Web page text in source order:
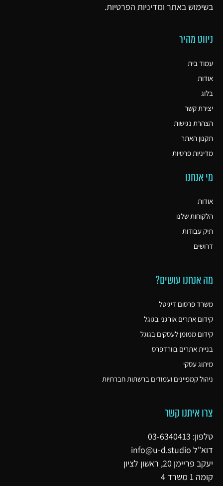
בשימוש באתר ומדיניות הפרטיות.
ניווט מהיר
עמוד בית
אודות
בלוג
יצירת קשר
הצהרת נגישות
תקנון האתר
מדיניות פרטיות
מי אנחנו
אודות
הלקוחות שלנו
תיק עבודות
דרושים
מה אנחנו עושים?
משרד פרסום דיגיטל
קידום אתרים אורגני בגוגל
קידום ממומן לעסקים בגוגל
בניית אתרים בוורדפרס
מיתוג עסקי
ניהול קמפיינים ועמודים ברשתות חברתיות
צרו איתנו קשר
טלפון: 03-6340413
דוא"ל info@u-d.studio
יעקב פריימן 20, ראשון לציון
קומה 1 משרד 4